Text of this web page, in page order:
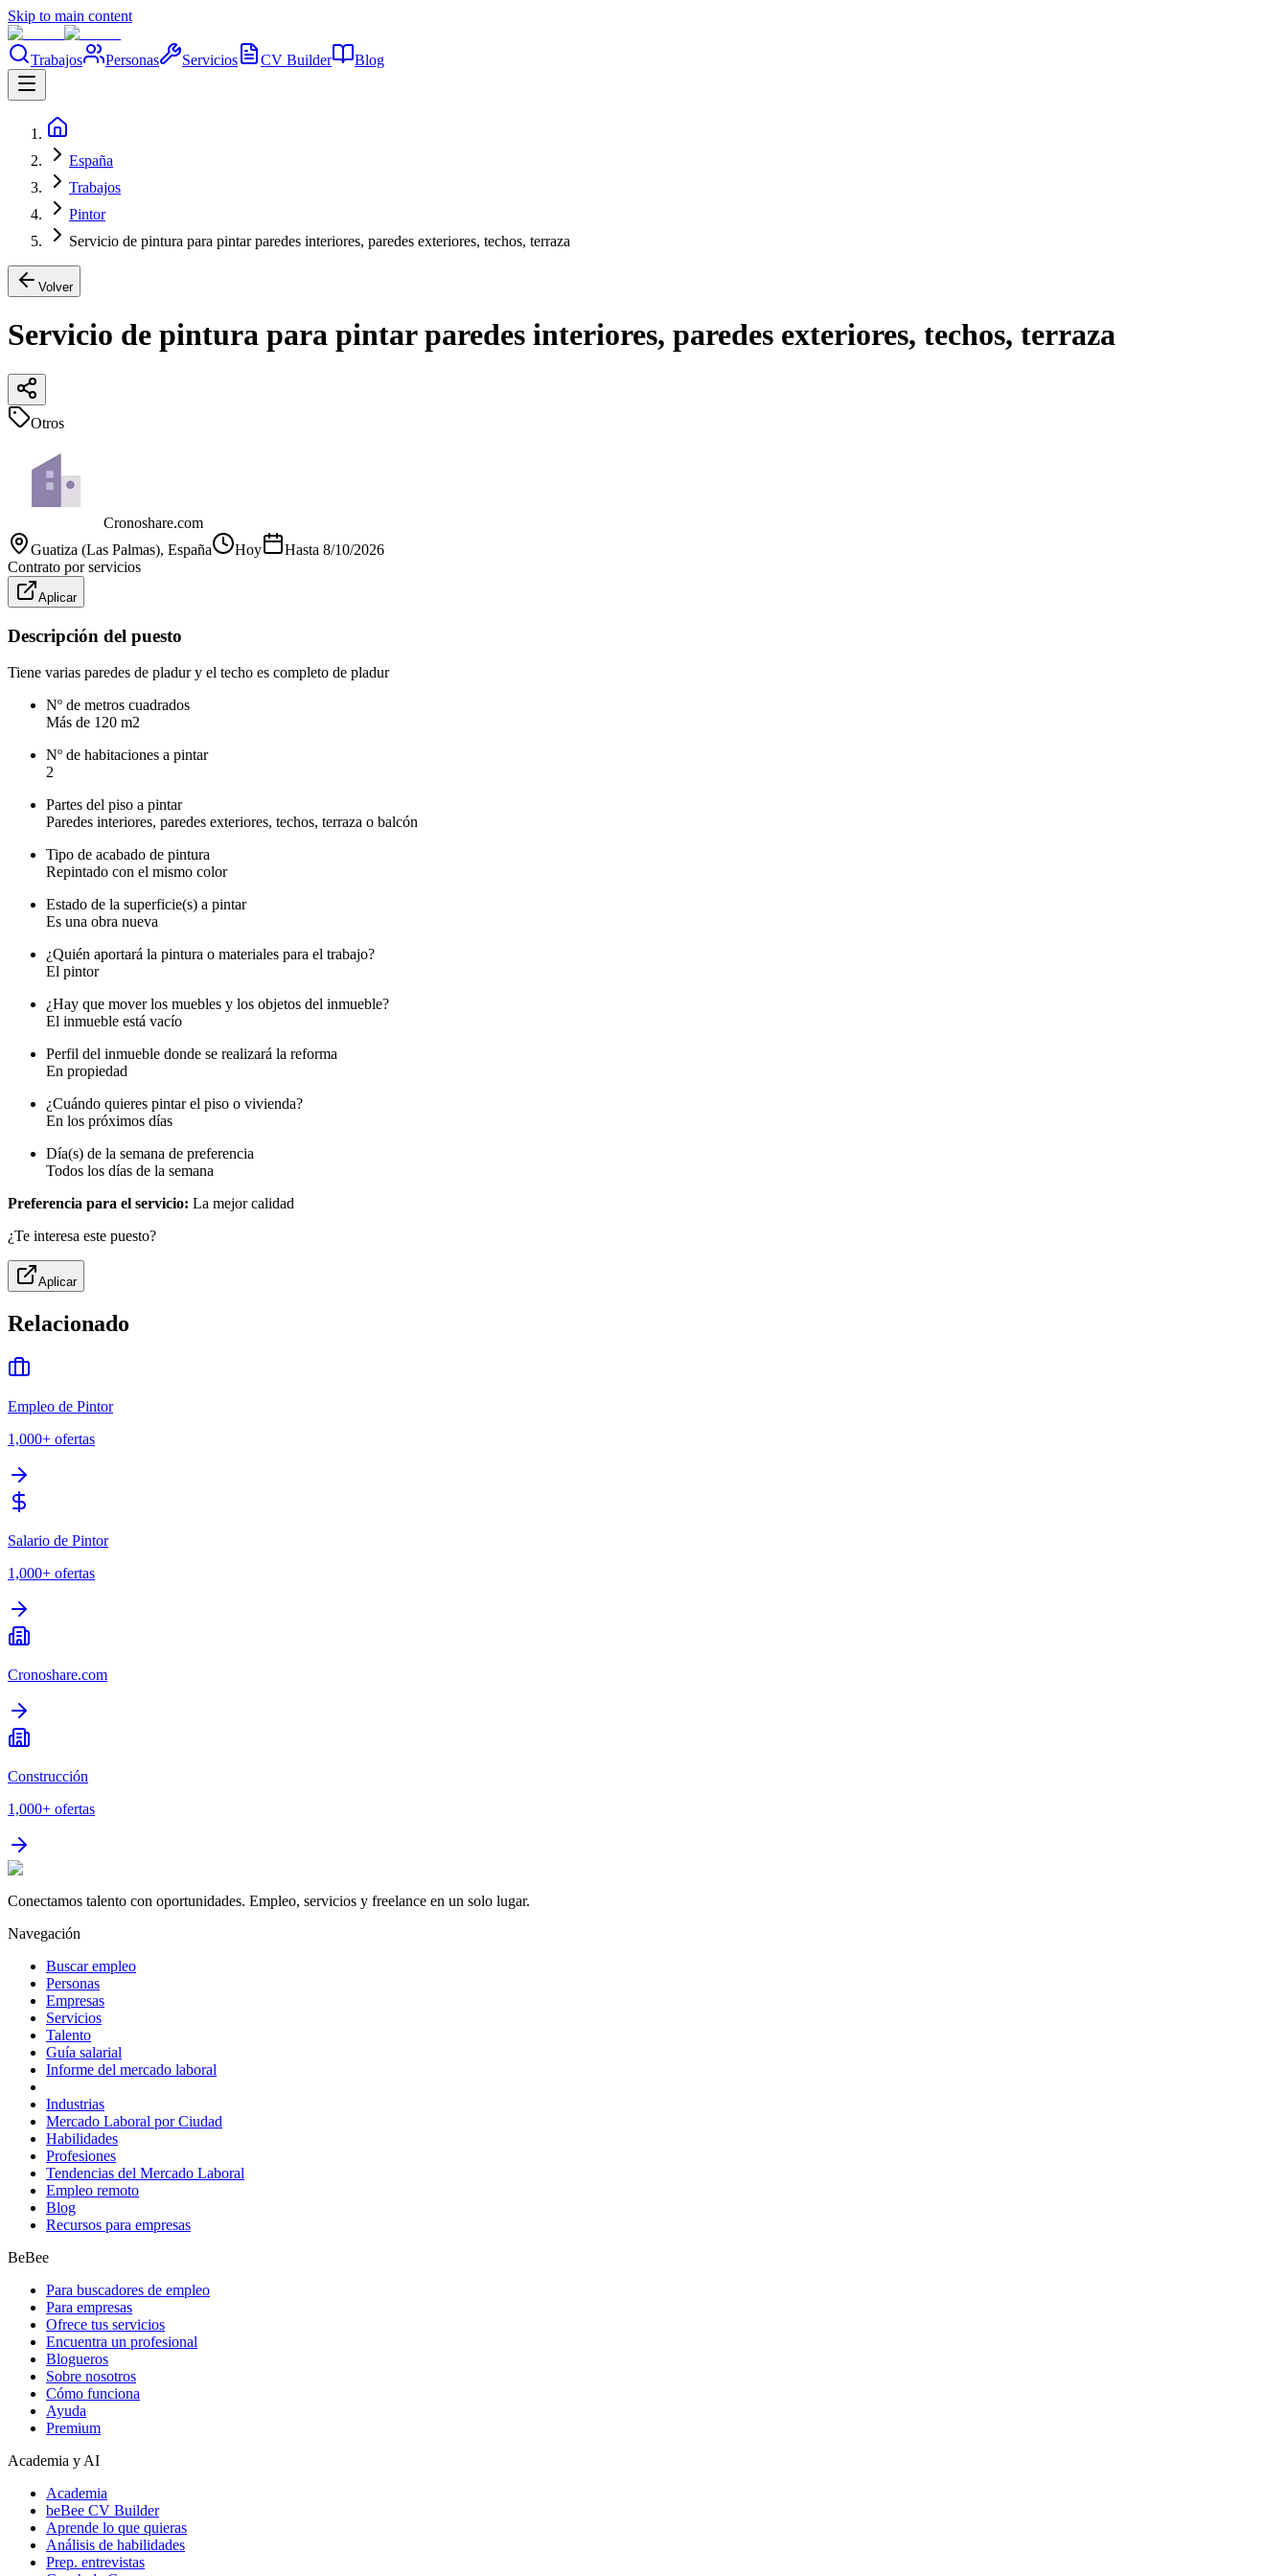
Skip to main content
Trabajos Personas Servicios CV Builder Blog
España
Trabajos
Pintor
Servicio de pintura para pintar paredes interiores, paredes exteriores, techos, terraza
Volver
Servicio de pintura para pintar paredes interiores, paredes exteriores, techos, terraza
Otros
Cronoshare.com
Guatiza (Las Palmas), España Hoy Hasta 8/10/2026
Contrato por servicios
Aplicar
Descripción del puesto
Tiene varias paredes de pladur y el techo es completo de pladur
Nº de metros cuadrados
Más de 120 m2
Nº de habitaciones a pintar
2
Partes del piso a pintar
Paredes interiores, paredes exteriores, techos, terraza o balcón
Tipo de acabado de pintura
Repintado con el mismo color
Estado de la superficie(s) a pintar
Es una obra nueva
¿Quién aportará la pintura o materiales para el trabajo?
El pintor
¿Hay que mover los muebles y los objetos del inmueble?
El inmueble está vacío
Perfil del inmueble donde se realizará la reforma
En propiedad
¿Cuándo quieres pintar el piso o vivienda?
En los próximos días
Día(s) de la semana de preferencia
Todos los días de la semana
Preferencia para el servicio: La mejor calidad
¿Te interesa este puesto?
Aplicar
Relacionado
Empleo de Pintor
1,000+ ofertas
Salario de Pintor
1,000+ ofertas
Cronoshare.com
Construcción
1,000+ ofertas
Conectamos talento con oportunidades. Empleo, servicios y freelance en un solo lugar.
Navegación
Buscar empleo
Personas
Empresas
Servicios
Talento
Guía salarial
Informe del mercado laboral
Industrias
Mercado Laboral por Ciudad
Habilidades
Profesiones
Tendencias del Mercado Laboral
Empleo remoto
Blog
Recursos para empresas
BeBee
Para buscadores de empleo
Para empresas
Ofrece tus servicios
Encuentra un profesional
Blogueros
Sobre nosotros
Cómo funciona
Ayuda
Premium
Academia y AI
Academia
beBee CV Builder
Aprende lo que quieras
Análisis de habilidades
Prep. entrevistas